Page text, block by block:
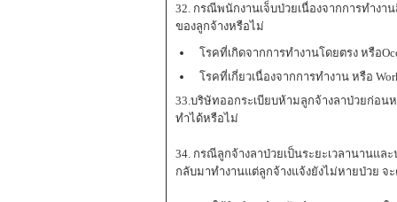
32. กรณีพนักงานเจ็บป่วยเนื่องจากการทำง
ของลูกจ้างหรือไม่
โรคที่เกิดจากการทำงานโดยตรง หรือ
โรคที่เกี่ยวเนื่องจากการทำงาน หรือ
33.บริษัทออกระเบียบห้ามลูกจ้างลาป่วยก่อ
ทำได้หรือไม่
34. กรณีลูกจ้างลาป่วยเป็นระยะเวลานานแ
กลับมาทำงานแต่ลูกจ้างแจ้งยังไม่หายป่วย จะ